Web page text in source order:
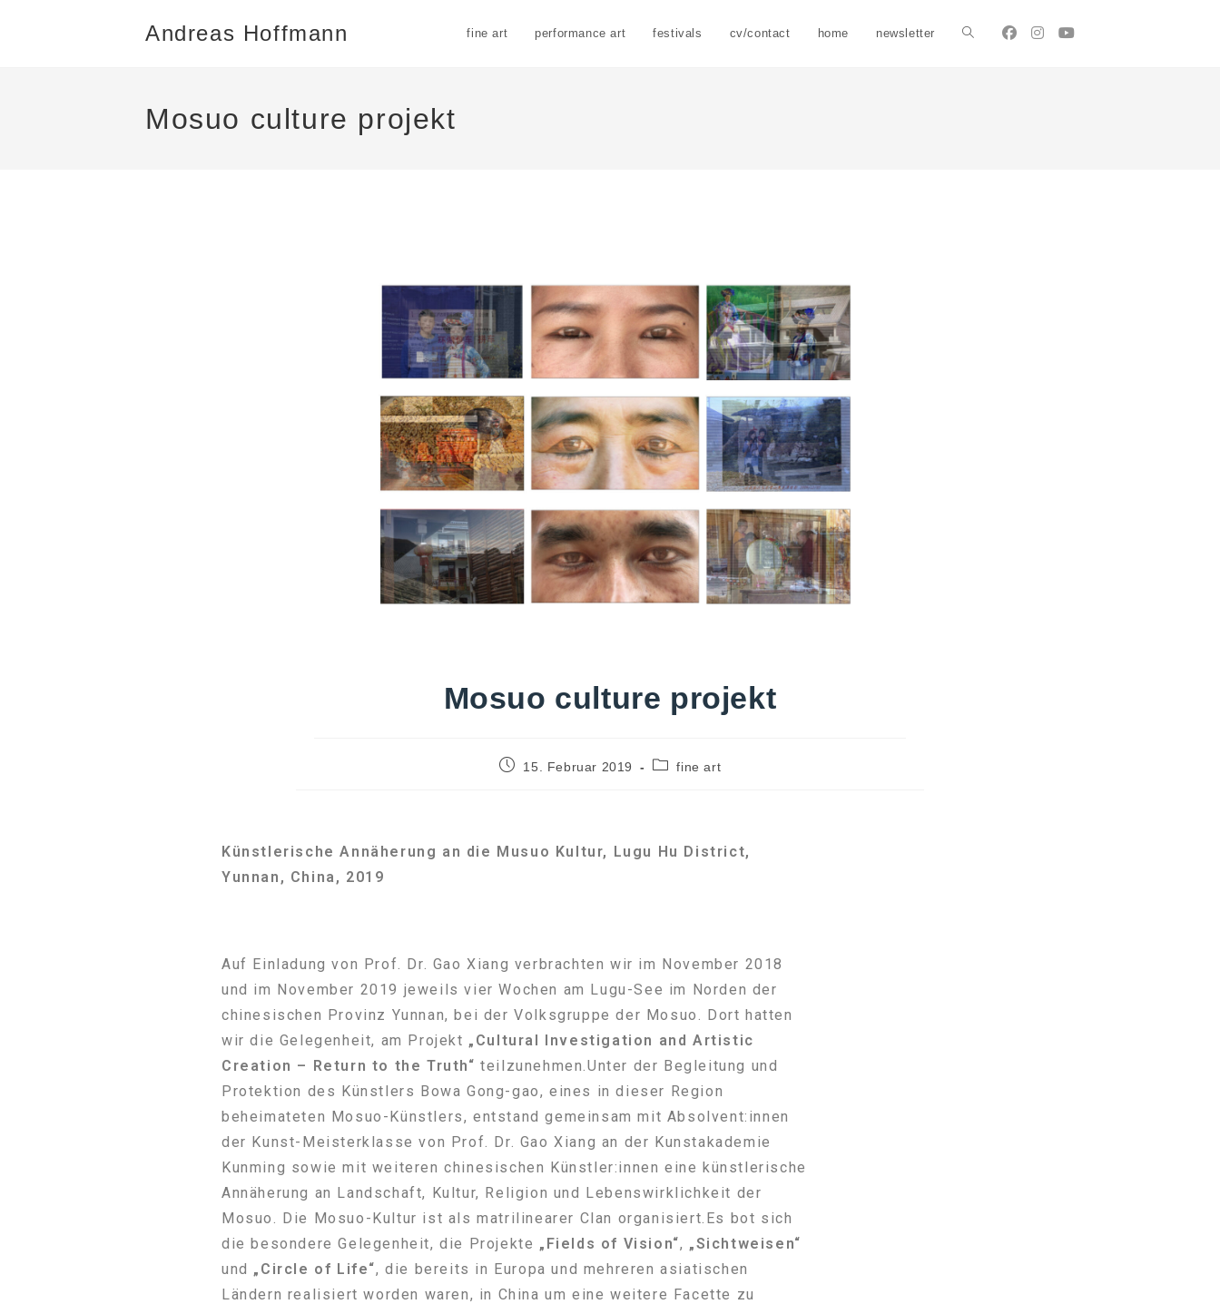
Andreas Hoffmann fine art performance art festivals cv/contact home newsletter
Mosuo culture projekt
Mosuo culture projekt
15. Februar 2019 fine art
Künstlerische Annäherung an die Musuo Kultur, Lugu Hu District,
Yunnan, China, 2019
Auf Einladung von Prof. Dr. Gao Xiang verbrachten wir im November 2018
und im November 2019 jeweils vier Wochen am Lugu-See im Norden der
chinesischen Provinz Yunnan, bei der Volksgruppe der Mosuo. Dort hatten
wir die Gelegenheit, am Projekt „Cultural Investigation and Artistic
Creation – Return to the Truth“ teilzunehmen.Unter der Begleitung und
Protektion des Künstlers Bowa Gong-gao, eines in dieser Region
beheimateten Mosuo-Künstlers, entstand gemeinsam mit Absolvent:innen
der Kunst-Meisterklasse von Prof. Dr. Gao Xiang an der Kunstakademie
Kunming sowie mit weiteren chinesischen Künstler:innen eine künstlerische
Annäherung an Landschaft, Kultur, Religion und Lebenswirklichkeit der
Mosuo. Die Mosuo-Kultur ist als matrilinearer Clan organisiert.Es bot sich
die besondere Gelegenheit, die Projekte „Fields of Vision“, „Sichtweisen“
und „Circle of Life“, die bereits in Europa und mehreren asiatischen
Ländern realisiert worden waren, in China um eine weitere Facette zu